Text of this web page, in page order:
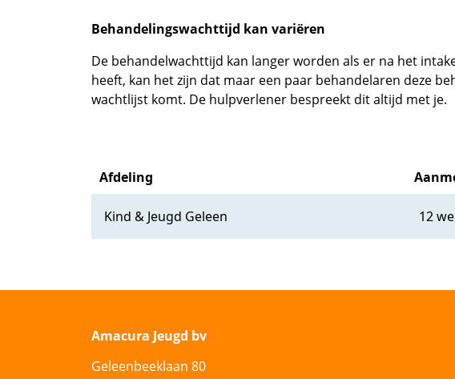
Behandelingswachttijd kan variëren
De behandelwachttijd kan langer worden als er na het
heeft, kan het zijn dat maar een paar behandelaren deze
wachtlijst komt. De hulpverlener bespreekt dit altijd met je.
Afdeling
Kind & Jeugd Geleen 12
Amacura Jeugd bv
Geleenbeeklaan 80